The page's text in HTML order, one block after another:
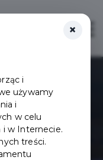
×
i
używamy
i
w celu
i w Internecie.
treści.